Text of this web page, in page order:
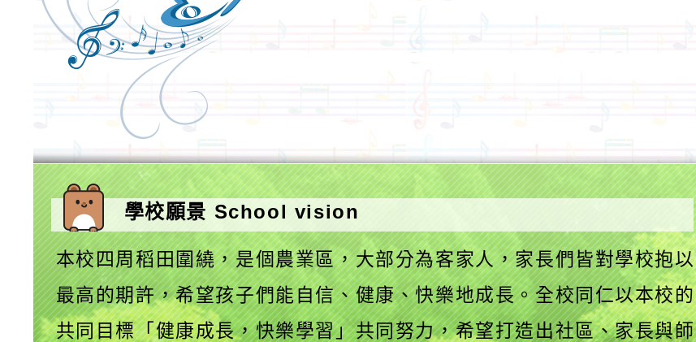
學校願景 School vision
本校四周稻田圍繞，是個農業區，大部分為客家人，家長們皆對學校抱以
最高的期許，希望孩子們能自信、健康、快樂地成長。全校同仁以本校的
共同目標「健康成長，快樂學習」共同努力，希望打造出社區、家長與師